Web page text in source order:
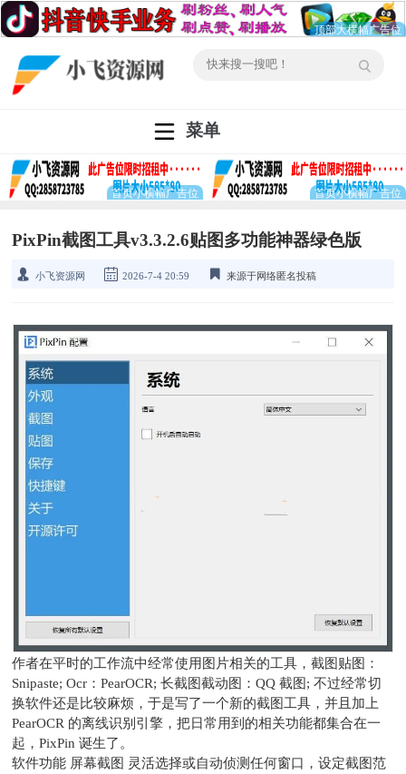
菜单
PixPin截图工具v3.3.2.6贴图多功能神器绿色版
小飞资源网 2026-7-4 20:59 来源于网络匿名投稿
作者在平时的工作流中经常使用图片相关的工具，截图贴图：
Snipaste; Ocr：PearOCR; 长截图截动图：QQ 截图; 不过经常切
换软件还是比较麻烦，于是写了一个新的截图工具，并且加上
PearOCR 的离线识别引擎，把日常用到的相关功能都集合在一
起，PixPin 诞生了。
软件功能 屏幕截图 灵活选择或自动侦测任何窗口，设定截图范